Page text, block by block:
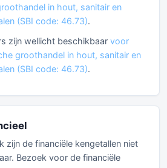
in hout, sanitair en
(SBI code: 46.73).
zijn wellicht beschikbaar voor
groothandel in hout, sanitair en
(SBI code: 46.73).
zijn de financiële kengetallen niet
Bezoek voor de financiële